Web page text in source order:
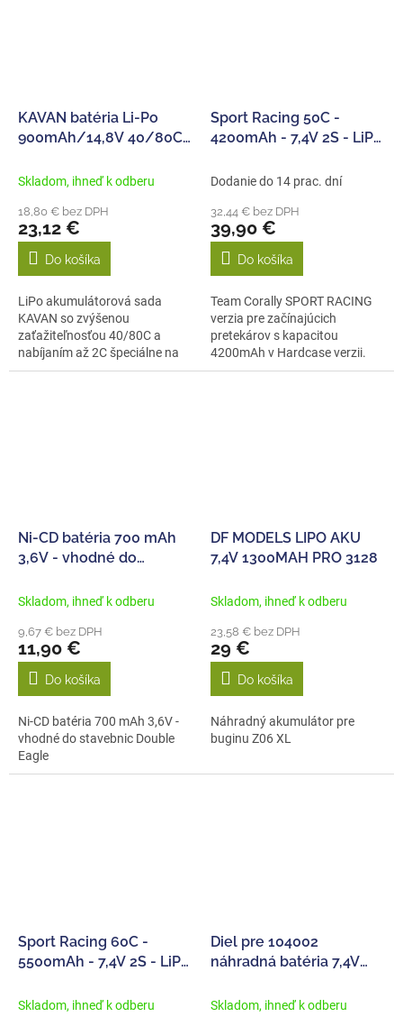
KAVAN batéria Li-Po
900mAh/14,8V 40/80C,
Skladom, ihneď k odberu
18,80 € bez DPH
23,12 €
Do košíka
LiPo akumulátorová sada
KAVAN so zvýšenou
zaťažiteľnosťou 40/80C a
nabíjaním až 2C špeciálne na
mieru pre motorové...
Sport Racing 50C -
4200mAh - 7,4V 2S - LiPo
Dodanie do 14 prac. dní
32,44 € bez DPH
39,90 €
Do košíka
Team Corally SPORT RACING
verzia pre začínajúcich
pretekárov s kapacitou
4200mAh v Hardcase verzii.
Konfigurácia: 2S...
Ni-CD batéria 700 mAh
3,6V - vhodné do
Skladom, ihneď k odberu
9,67 € bez DPH
11,90 €
Do košíka
Ni-CD batéria 700 mAh 3,6V -
vhodné do stavebnic Double
Eagle
DF MODELS LIPO AKU
7,4V 1300MAH PRO 3128
Skladom, ihneď k odberu
23,58 € bez DPH
29 €
Do košíka
Náhradný akumulátor pre
buginu Z06 XL
Sport Racing 60C -
5500mAh - 7,4V 2S - LiPo
batéria
Skladom, ihneď k odberu
Diel pre 104002
náhradná batéria 7,4V
Skladom, ihneď k odberu